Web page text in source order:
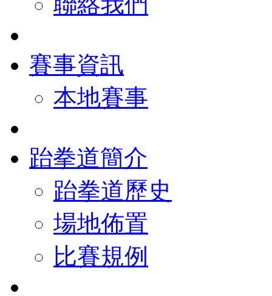
賽事資訊
本地賽事
跆拳道簡介
跆拳道歷史
場地佈置
比賽規例